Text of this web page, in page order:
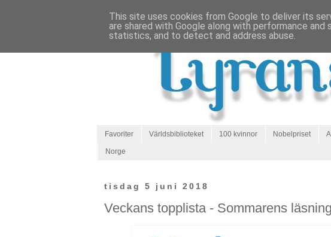
Favoriter Världsbiblioteket 100 kvinnor Nobelpriset
Norge
tisdag 5 juni 2018
Veckans topplista - Sommarens läsning
This site uses cookies from Google to deliver its
are shared with Google along with performance
statistics, and to detect and address abuse.